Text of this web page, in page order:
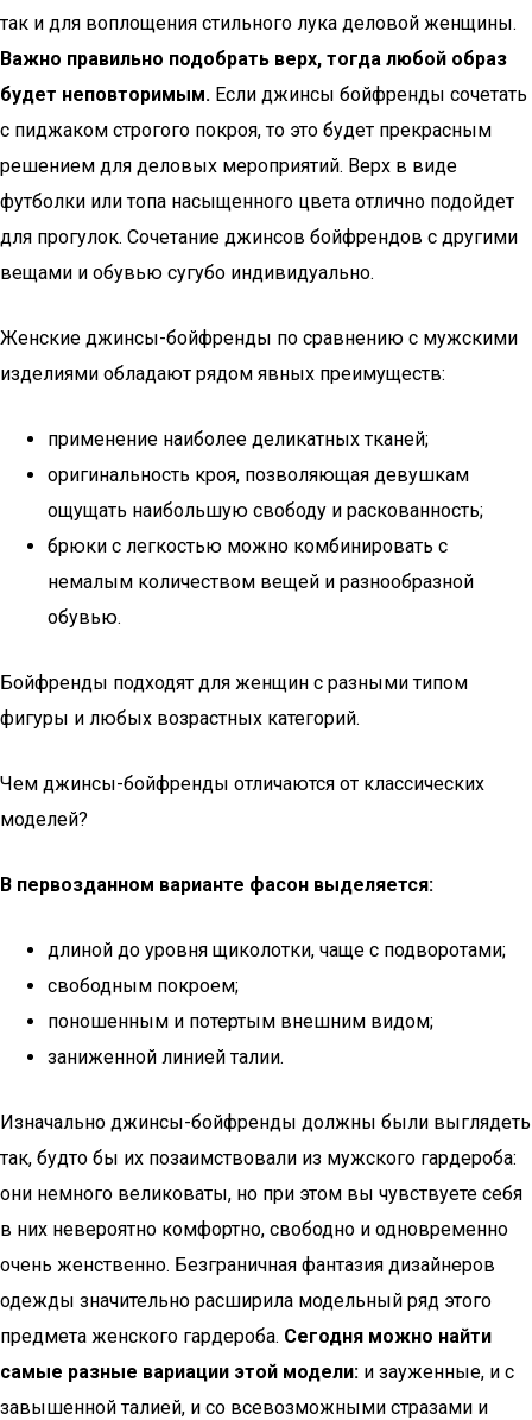
так и для воплощения стильного лука деловой женщины.
Важно правильно подобрать верх, тогда любой образ
будет неповторимым. Если джинсы бойфренды сочетать
с пиджаком строгого покроя, то это будет прекрасным
решением для деловых мероприятий. Верх в виде
футболки или топа насыщенного цвета отлично подойдет
для прогулок. Сочетание джинсов бойфрендов с другими
вещами и обувью сугубо индивидуально.
Женские джинсы-бойфренды по сравнению с мужскими
изделиями обладают рядом явных преимуществ:
применение наиболее деликатных тканей;
оригинальность кроя, позволяющая девушкам
ощущать наибольшую свободу и раскованность;
брюки с легкостью можно комбинировать с
немалым количеством вещей и разнообразной
обувью.
Бойфренды подходят для женщин с разными типом
фигуры и любых возрастных категорий.
Чем джинсы-бойфренды отличаются от классических
моделей?
В первозданном варианте фасон выделяется:
длиной до уровня щиколотки, чаще с подворотами;
свободным покроем;
поношенным и потертым внешним видом;
заниженной линией талии.
Изначально джинсы-бойфренды должны были выглядеть
так, будто бы их позаимствовали из мужского гардероба:
они немного великоваты, но при этом вы чувствуете себя
в них невероятно комфортно, свободно и одновременно
очень женственно. Безграничная фантазия дизайнеров
одежды значительно расширила модельный ряд этого
предмета женского гардероба. Сегодня можно найти
самые разные вариации этой модели: и зауженные, и с
завышенной талией, и со всевозможными стразами и